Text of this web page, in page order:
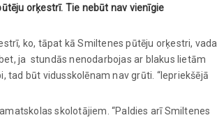
orķestrī. Tie nebūt nav vienīgie
ko, tāpat kā Smiltenes pūtēju orķestri, vada
ja stundās nenodarbojas ar blakus lietām
būt vidusskolēnam nav grūti. “Iepriekšējā
skolotājiem. “Paldies arī Smiltenes